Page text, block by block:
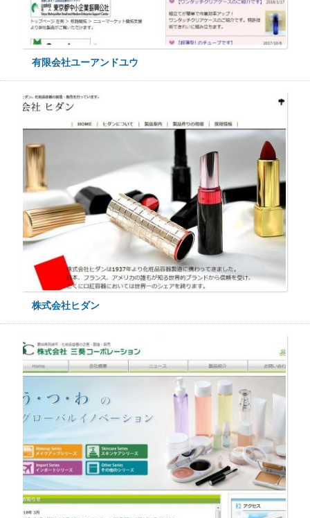
有限会社ユーアンドユウ
株式会社ヒダン